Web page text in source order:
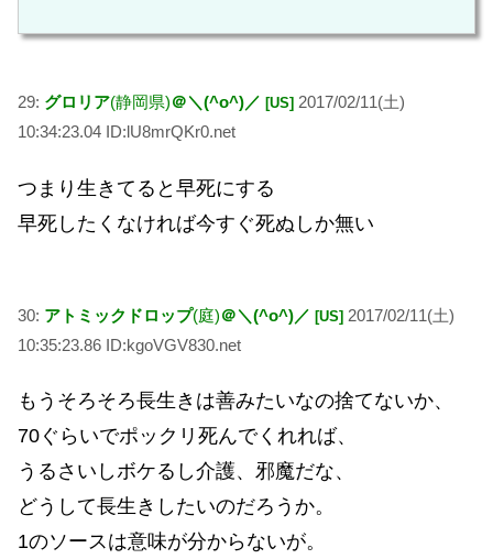
29: グロリア(静岡県)＠＼(^o^)／ [US] 2017/02/11(土)
10:34:23.04 ID:lU8mrQKr0.net
つまり生きてると早死にする
早死したくなければ今すぐ死ぬしか無い
30: アトミックドロップ(庭)＠＼(^o^)／ [US] 2017/02/11(土)
10:35:23.86 ID:kgoVGV830.net
もうそろそろ長生きは善みたいなの捨てないか、
70ぐらいでポックリ死んでくれれば、
うるさいしボケるし介護、邪魔だな、
どうして長生きしたいのだろうか。
1のソースは意味が分からないが。